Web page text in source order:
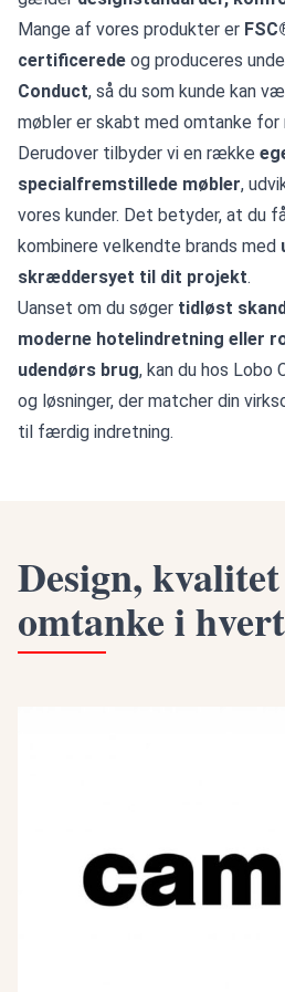
Mange af vores produkter er
certificerede og produceres
Conduct, så du som kunde kan
møbler er skabt med omtanke for
Derudover tilbyder vi en række
specialfremstillede møbler,
vores kunder. Det betyder, at du
kombinere velkendte brands med
skræddersyet til dit projekt.
Uanset om du søger tidløst
moderne hotelindretning eller
udendørs brug, kan du hos Lobo
og løsninger, der matcher din
til færdig indretning.
Design,
omtanke i